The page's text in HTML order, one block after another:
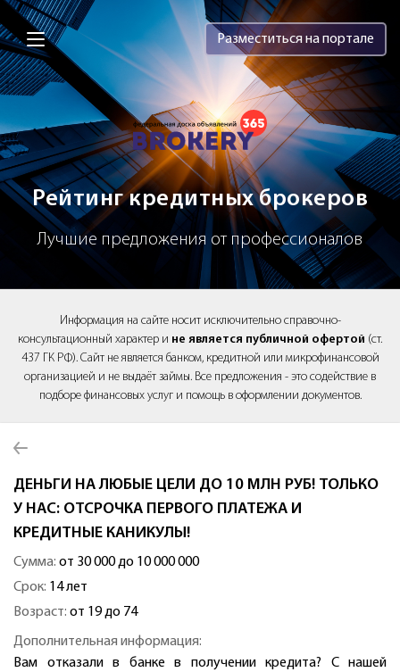
Brokery365 - Рейтинг кредитных
Разместиться на портале
Рейтинг кредитных брокеров
Лучшие предложения от профессионалов
Информация на сайте носит исключительно справочно-
консультационный характер и не является публичной офертой (ст.
437 ГК РФ). Сайт не является банком, кредитной или микрофинансовой
организацией и не выдаёт займы. Все предложения - это содействие в
подборе финансовых услуг и помощь в оформлении документов.
ДЕНЬГИ НА ЛЮБЫЕ ЦЕЛИ ДО 10 МЛН РУБ! ТОЛЬКО
У НАС: ОТСРОЧКА ПЕРВОГО ПЛАТЕЖА И
КРЕДИТНЫЕ КАНИКУЛЫ!
Сумма: от 30 000 до 10 000 000
Срок: 14 лет
Возраст: от 19 до 74
Дополнительная информация:
Вам отказали в банке в получении кредита? С нашей